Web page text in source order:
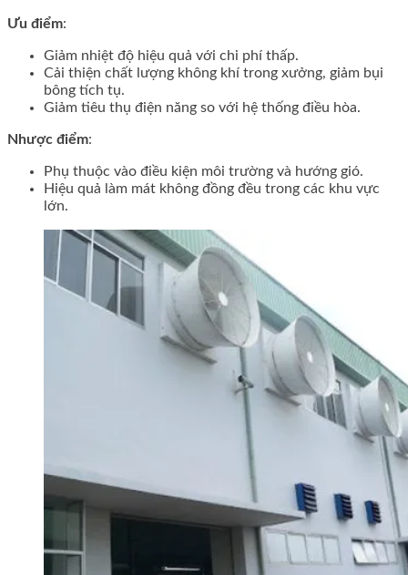
Ưu điểm:
Giảm nhiệt độ hiệu quả với chi phí thấp.
Cải thiện chất lượng không khí trong xưởng, giảm bụi
bông tích tụ.
Giảm tiêu thụ điện năng so với hệ thống điều hòa.
Nhược điểm:
Phụ thuộc vào điều kiện môi trường và hướng gió.
Hiệu quả làm mát không đồng đều trong các khu vực
lớn.